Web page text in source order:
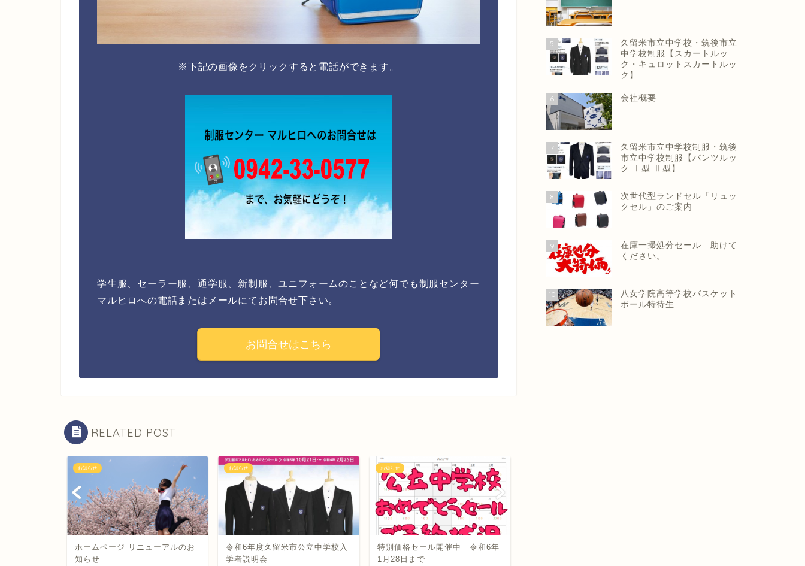
※下記の画像をクリックすると電話ができます。
学生服、セーラー服、通学服、新制服、ユニフォームのことなど何でも制服センター
マルヒロへの電話またはメールにてお問合せ下さい。
お問合せはこちら
RELATED POST
お知らせ
ホームページ リニューアルのお
知らせ
お知らせ
令和6年度久留米市公立中学校入
学者説明会
お知らせ
特別価格セール開催中 令和6年
1月28日まで
5
久留米市立中学校・筑後市立
中学校制服【スカートルッ
ク・キュロットスカートルッ
ク】
6 会社概要
7
久留米市立中学校制服・筑後
市立中学校制服【パンツルッ
ク Ⅰ型 Ⅱ型】
8
次世代型ランドセル「リュッ
クセル」のご案内
9
在庫一掃処分セール 助けて
ください。
10
八女学院高等学校バスケット
ボール特待生